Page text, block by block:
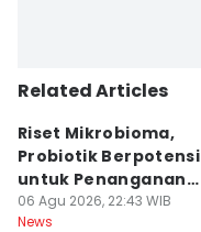
Related Articles
Riset Mikrobioma,
Probiotik Berpotensi
untuk Penanganan
Jerawat
06 Agu 2026, 22:43 WIB
News